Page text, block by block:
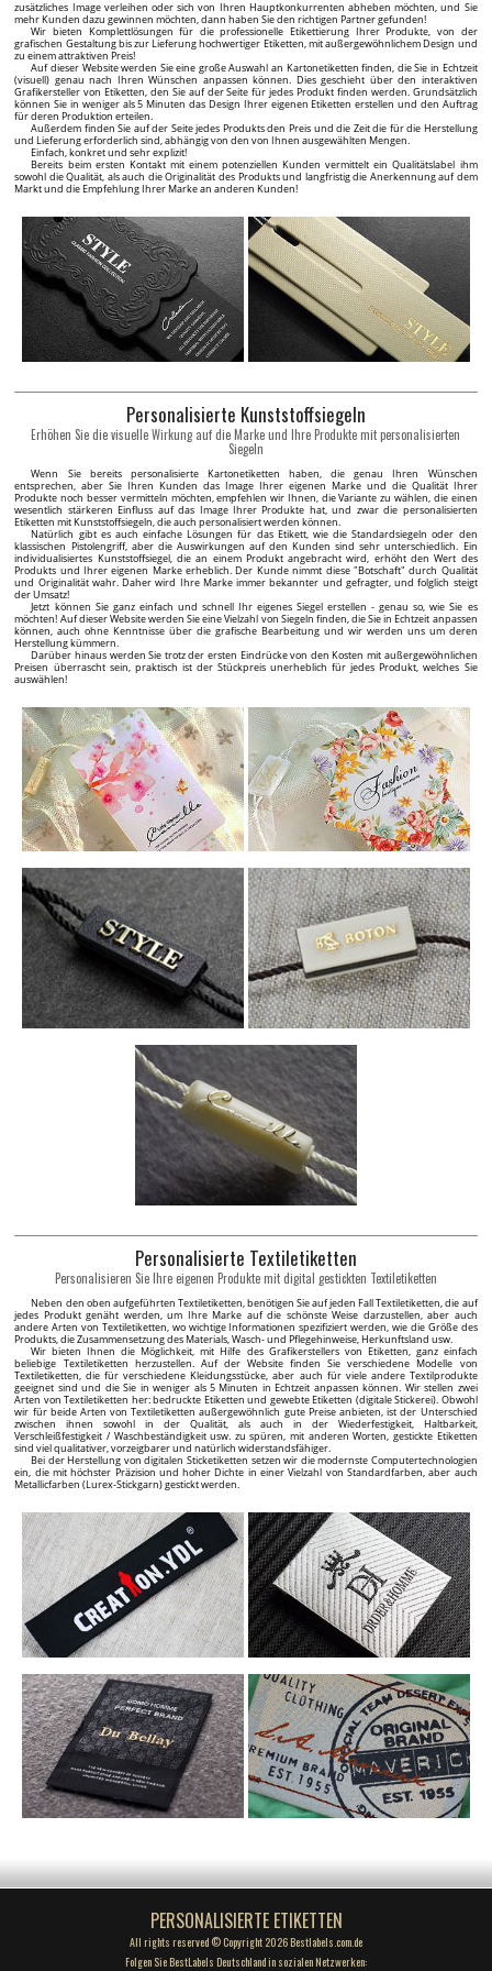
zusätzliches Image verleihen oder sich von Ihren Hauptkonkurrenten abheben möchten, und Sie
mehr Kunden dazu gewinnen möchten, dann haben Sie den richtigen Partner gefunden!
Wir bieten Komplettlösungen für die professionelle Etikettierung Ihrer Produkte, von der
grafischen Gestaltung bis zur Lieferung hochwertiger Etiketten, mit außergewöhnlichem Design und
zu einem attraktiven Preis!
Auf dieser Website werden Sie eine große Auswahl an Kartonetiketten finden, die Sie in Echtzeit
(visuell) genau nach Ihren Wünschen anpassen können. Dies geschieht über den interaktiven
Grafikersteller von Etiketten, den Sie auf der Seite für jedes Produkt finden werden. Grundsätzlich
können Sie in weniger als 5 Minuten das Design Ihrer eigenen Etiketten erstellen und den Auftrag
für deren Produktion erteilen.
Außerdem finden Sie auf der Seite jedes Produkts den Preis und die Zeit die für die Herstellung
und Lieferung erforderlich sind, abhängig von den von Ihnen ausgewählten Mengen.
Einfach, konkret und sehr explizit!
Bereits beim ersten Kontakt mit einem potenziellen Kunden vermittelt ein Qualitätslabel ihm
sowohl die Qualität, als auch die Originalität des Produkts und langfristig die Anerkennung auf dem
Markt und die Empfehlung Ihrer Marke an anderen Kunden!
Personalisierte Kunststoffsiegeln
Erhöhen Sie die visuelle Wirkung auf die Marke und Ihre Produkte mit personalisierten
Siegeln
Wenn Sie bereits personalisierte Kartonetiketten haben, die genau Ihren Wünschen
entsprechen, aber Sie Ihren Kunden das Image Ihrer eigenen Marke und die Qualität Ihrer
Produkte noch besser vermitteln möchten, empfehlen wir Ihnen, die Variante zu wählen, die einen
wesentlich stärkeren Einfluss auf das Image Ihrer Produkte hat, und zwar die personalisierten
Etiketten mit Kunststoffsiegeln, die auch personalisiert werden können.
Natürlich gibt es auch einfache Lösungen für das Etikett, wie die Standardsiegeln oder den
klassischen Pistolengriff, aber die Auswirkungen auf den Kunden sind sehr unterschiedlich. Ein
individualisiertes Kunststoffsiegel, die an einem Produkt angebracht wird, erhöht den Wert des
Produkts und Ihrer eigenen Marke erheblich. Der Kunde nimmt diese "Botschaft" durch Qualität
und Originalität wahr. Daher wird Ihre Marke immer bekannter und gefragter, und folglich steigt
der Umsatz!
Jetzt können Sie ganz einfach und schnell Ihr eigenes Siegel erstellen - genau so, wie Sie es
möchten! Auf dieser Website werden Sie eine Vielzahl von Siegeln finden, die Sie in Echtzeit anpassen
können, auch ohne Kenntnisse über die grafische Bearbeitung und wir werden uns um deren
Herstellung kümmern.
Darüber hinaus werden Sie trotz der ersten Eindrücke von den Kosten mit außergewöhnlichen
Preisen überrascht sein, praktisch ist der Stückpreis unerheblich für jedes Produkt, welches Sie
auswählen!
Personalisierte Textiletiketten
Personalisieren Sie Ihre eigenen Produkte mit digital gestickten Textiletiketten
Neben den oben aufgeführten Textiletiketten, benötigen Sie auf jeden Fall Textiletiketten, die auf
jedes Produkt genäht werden, um Ihre Marke auf die schönste Weise darzustellen, aber auch
andere Arten von Textiletiketten, wo wichtige Informationen spezifiziert werden, wie die Größe des
Produkts, die Zusammensetzung des Materials, Wasch- und Pflegehinweise, Herkunftsland usw.
Wir bieten Ihnen die Möglichkeit, mit Hilfe des Grafikerstellers von Etiketten, ganz einfach
beliebige Textiletiketten herzustellen. Auf der Website finden Sie verschiedene Modelle von
Textiletiketten, die für verschiedene Kleidungsstücke, aber auch für viele andere Textilprodukte
geeignet sind und die Sie in weniger als 5 Minuten in Echtzeit anpassen können. Wir stellen zwei
Arten von Textiletiketten her: bedruckte Etiketten und gewebte Etiketten (digitale Stickerei). Obwohl
wir für beide Arten von Textiletiketten außergewöhnlich gute Preise anbieten, ist der Unterschied
zwischen ihnen sowohl in der Qualität, als auch in der Wiederfestigkeit, Haltbarkeit,
Verschleißfestigkeit / Waschbeständigkeit usw. zu spüren, mit anderen Worten, gestickte Etiketten
sind viel qualitativer, vorzeigbarer und natürlich widerstandsfähiger.
Bei der Herstellung von digitalen Sticketiketten setzen wir die modernste Computertechnologien
ein, die mit höchster Präzision und hoher Dichte in einer Vielzahl von Standardfarben, aber auch
Metallicfarben (Lurex-Stickgarn) gestickt werden.
PERSONALISIERTE ETIKETTEN
All rights reserved © Copyright 2026 Bestlabels.com.de
Folgen Sie BestLabels Deutschland in sozialen Netzwerken: